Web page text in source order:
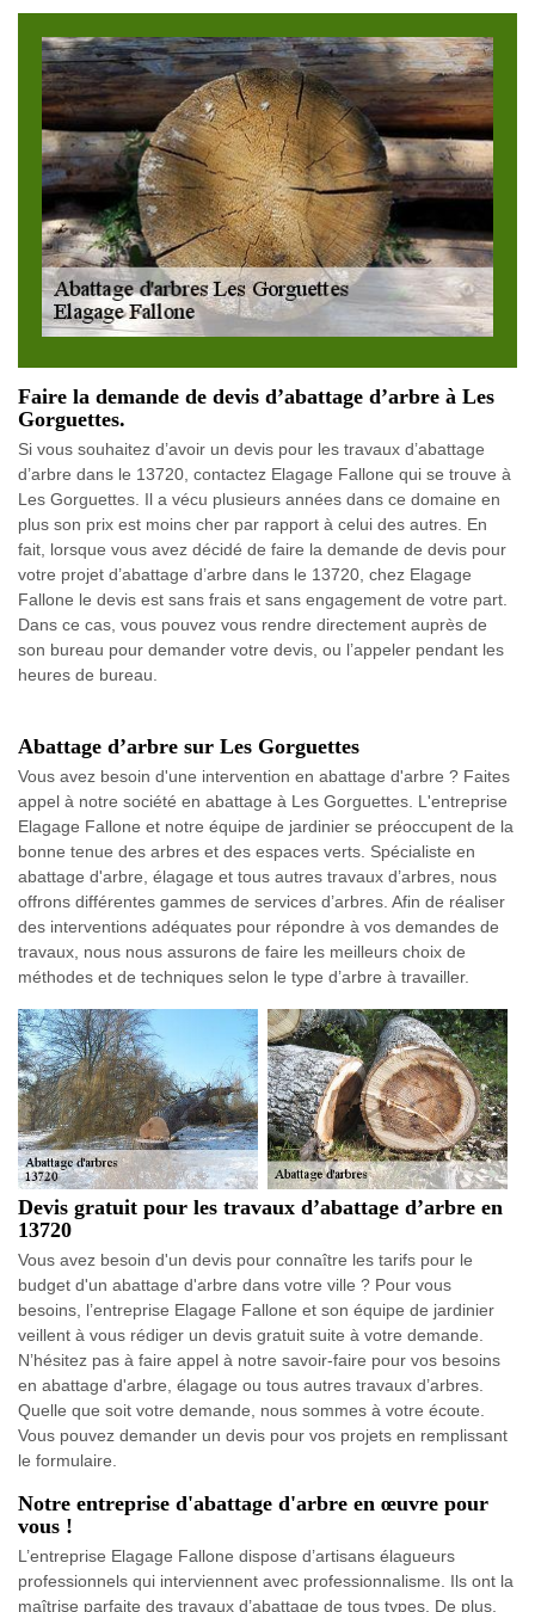
Faire la demande de devis d’abattage d’arbre à Les
Gorguettes.
Si vous souhaitez d’avoir un devis pour les travaux d’abattage
d’arbre dans le 13720, contactez Elagage Fallone qui se trouve à
Les Gorguettes. Il a vécu plusieurs années dans ce domaine en
plus son prix est moins cher par rapport à celui des autres. En
fait, lorsque vous avez décidé de faire la demande de devis pour
votre projet d’abattage d’arbre dans le 13720, chez Elagage
Fallone le devis est sans frais et sans engagement de votre part.
Dans ce cas, vous pouvez vous rendre directement auprès de
son bureau pour demander votre devis, ou l’appeler pendant les
heures de bureau.
Abattage d’arbre sur Les Gorguettes
Vous avez besoin d'une intervention en abattage d'arbre ? Faites
appel à notre société en abattage à Les Gorguettes. L'entreprise
Elagage Fallone et notre équipe de jardinier se préoccupent de la
bonne tenue des arbres et des espaces verts. Spécialiste en
abattage d'arbre, élagage et tous autres travaux d’arbres, nous
offrons différentes gammes de services d’arbres. Afin de réaliser
des interventions adéquates pour répondre à vos demandes de
travaux, nous nous assurons de faire les meilleurs choix de
méthodes et de techniques selon le type d’arbre à travailler.
Devis gratuit pour les travaux d’abattage d’arbre en
13720
Vous avez besoin d'un devis pour connaître les tarifs pour le
budget d'un abattage d'arbre dans votre ville ? Pour vous
besoins, l’entreprise Elagage Fallone et son équipe de jardinier
veillent à vous rédiger un devis gratuit suite à votre demande.
N’hésitez pas à faire appel à notre savoir-faire pour vos besoins
en abattage d'arbre, élagage ou tous autres travaux d’arbres.
Quelle que soit votre demande, nous sommes à votre écoute.
Vous pouvez demander un devis pour vos projets en remplissant
le formulaire.
Notre entreprise d'abattage d'arbre en œuvre pour
vous !
L’entreprise Elagage Fallone dispose d’artisans élagueurs
professionnels qui interviennent avec professionnalisme. Ils ont la
maîtrise parfaite des travaux d’abattage de tous types. De plus,